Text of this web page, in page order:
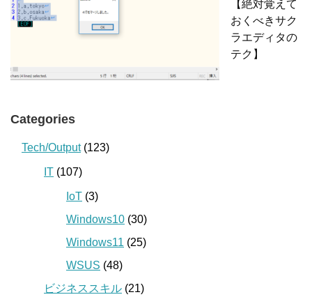
【絶対覚えて
おくべきサク
ラエディタの
テク】
Categories
Tech/Output(123)
IT (107)
IoT (3)
Windows10 (30)
Windows11 (25)
WSUS (48)
ビジネススキル (21)